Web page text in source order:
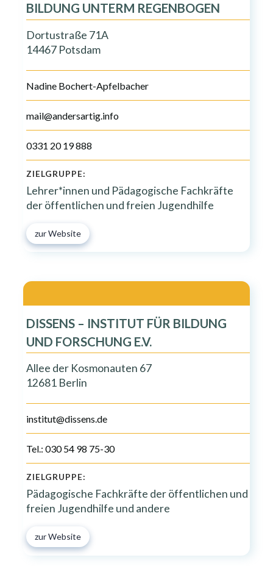
BILDUNG UNTERM REGENBOGEN
Dortustraße 71A
14467 Potsdam
Nadine Bochert-Apfelbacher
mail@andersartig.info
0331 20 19 888
ZIELGRUPPE:
Lehrer*innen und Pädagogische Fachkräfte
der öffentlichen und freien Jugendhilfe
zur Website
DISSENS – INSTITUT FÜR BILDUNG
UND FORSCHUNG E.V.
Allee der Kosmonauten 67
12681 Berlin
institut@dissens.de
Tel.: 030 54 98 75-30
ZIELGRUPPE:
Pädagogische Fachkräfte der öffentlichen und
freien Jugendhilfe und andere
zur Website